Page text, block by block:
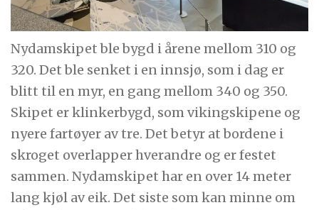
Nydamskipet ble bygd i årene mellom 310 og
320. Det ble senket i en innsjø, som i dag er
blitt til en myr, en gang mellom 340 og 350.
Skipet er klinkerbygd, som vikingskipene og
nyere fartøyer av tre. Det betyr at bordene i
skroget overlapper hverandre og er festet
sammen. Nydamskipet har en over 14 meter
lang kjøl av eik. Det siste som kan minne om